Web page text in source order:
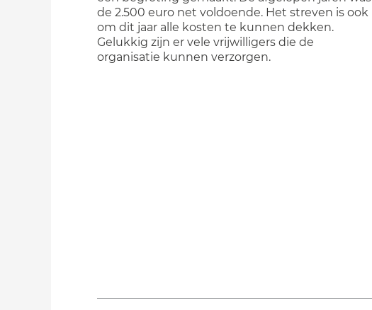
de 2.500 euro net voldoende. Het streven is ook
om dit jaar alle kosten te kunnen dekken.
Gelukkig zijn er vele vrijwilligers die de
organisatie kunnen verzorgen.